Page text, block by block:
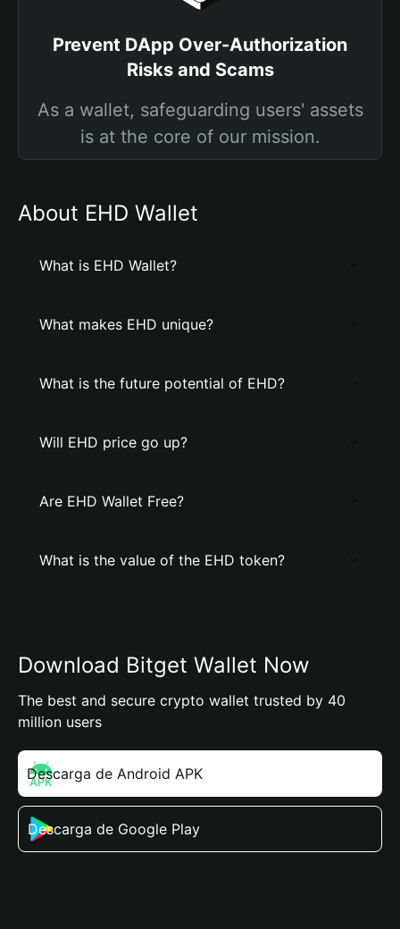
Prevent DApp Over-Authorization
Risks and Scams
As a wallet, safeguarding users' assets
is at the core of our mission.
About EHD Wallet
What is EHD Wallet?
What makes EHD unique?
What is the future potential of EHD?
Will EHD price go up?
Are EHD Wallet Free?
What is the value of the EHD token?
Download Bitget Wallet Now
The best and secure crypto wallet trusted by 40
million users
Descarga de Android APK
Descarga de Google Play